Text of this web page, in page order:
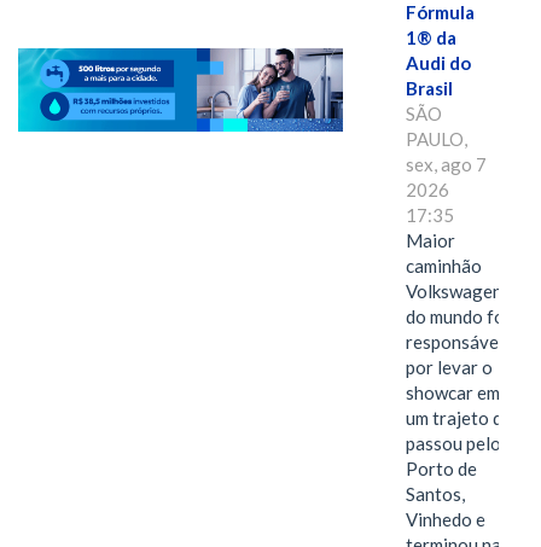
Fórmula
1® da
Audi do
Brasil
SÃO
PAULO,
sex, ago 7
2026
17:35
Maior
caminhão
Volkswagen
do mundo foi
responsável
por levar o
showcar em
um trajeto que
passou pelo
Porto de
Santos,
Vinhedo e